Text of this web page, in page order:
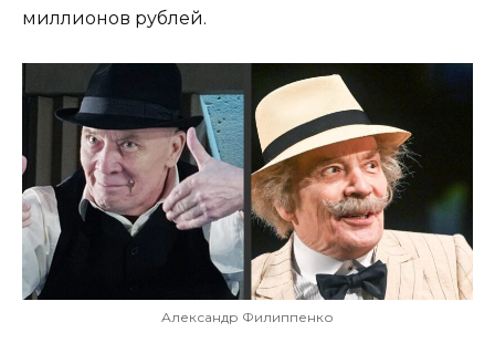
миллионов рублей.
Александр Филиппенко